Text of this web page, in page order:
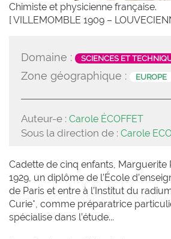
Chimiste et physicienne française.
[ VILLEMOMBLE 1909 –
Domaine : SCIENCES ET
Zone géographique : EUROPE
Auteur-e : Carole ÉCOFFET
Sous la direction de : Carole
Cadette de cinq enfants, Marguerite
1929, un diplôme de l’École
de Paris et entre à l’Institut du
Curie*, comme préparatrice
spécialise dans l’étude...